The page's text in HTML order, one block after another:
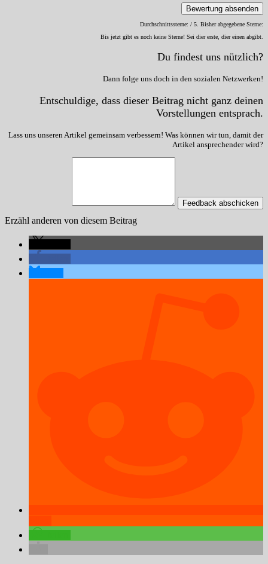
Bewertung absenden
Durchschnittssterne: / 5. Bisher abgegebene Sterne:
Bis jetzt gibt es noch keine Sterne! Sei dier erste, dier einen abgibt.
Du findest uns nützlich?
Dann folge uns doch in den sozialen Netzwerken!
Entschuldige, dass dieser Beitrag nicht ganz deinen
Vorstellungen entsprach.
Lass uns unseren Artikel gemeinsam verbessern! Was können wir tun, damit der
Artikel ansprechender wird?
Feedback abschicken
Erzähl anderen von diesem Beitrag